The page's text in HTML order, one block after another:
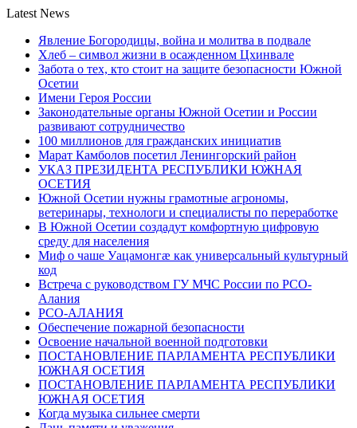
Latest News
Явление Богородицы, война и молитва в подвале
Хлеб – символ жизни в осажденном Цхинвале
Забота о тех, кто стоит на защите безопасности Южной
Осетии
Имени Героя России
Законодательные органы Южной Осетии и России
развивают сотрудничество
100 миллионов для гражданских инициатив
Марат Камболов посетил Ленингорский район
УКАЗ ПРЕЗИДЕНТА РЕСПУБЛИКИ ЮЖНАЯ
ОСЕТИЯ
Южной Осетии нужны грамотные агрономы,
ветеринары, технологи и специалисты по переработке
В Южной Осетии создадут комфортную цифровую
среду для населения
Миф о чаше Уацамонгæ как универсальный культурный
код
Встреча с руководством ГУ МЧС России по РСО-
Алания
РСО-АЛАНИЯ
Обеспечение пожарной безопасности
Освоение начальной военной подготовки
ПОСТАНОВЛЕНИЕ ПАРЛАМЕНТА РЕСПУБЛИКИ
ЮЖНАЯ ОСЕТИЯ
ПОСТАНОВЛЕНИЕ ПАРЛАМЕНТА РЕСПУБЛИКИ
ЮЖНАЯ ОСЕТИЯ
Когда музыка сильнее смерти